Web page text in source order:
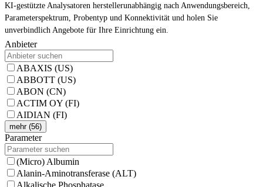
KI-gestützte Analysatoren herstellerunabhängig nach Anwendungsbereich,
Parameterspektrum, Probentyp und Konnektivität und holen Sie
unverbindlich Angebote für Ihre Einrichtung ein.
Anbieter
ABAXIS (US)
ABBOTT (US)
ABON (CN)
ACTIM OY (FI)
AIDIAN (FI)
mehr (56)
Parameter
(Micro) Albumin
Alanin-Aminotransferase (ALT)
Alkalische Phosphatase